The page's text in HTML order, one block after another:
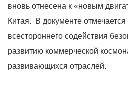
вновь отнесена к «новым
Китая. В документе
всестороннего содействия
развитию коммерческой
развивающихся отраслей.